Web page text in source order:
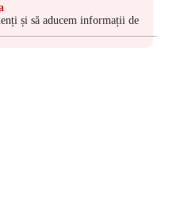
și să aducem informații de